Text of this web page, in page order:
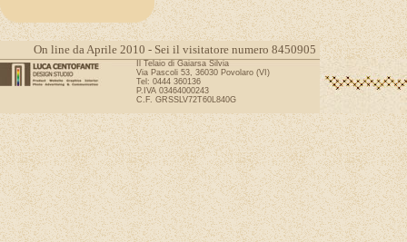
On line da Aprile 2010 - Sei il visitatore numero 8450905
Il Telaio di Gaiarsa Silvia
Via Pascoli 53, 36030 Povolaro (VI)
Tel: 0444 360136
P.IVA 03464000243
C.F. GRSSLV72T60L840G